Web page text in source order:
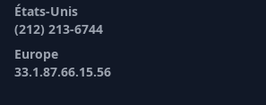
États-Unis
(212) 213-6744
Europe
33.1.87.66.15.56